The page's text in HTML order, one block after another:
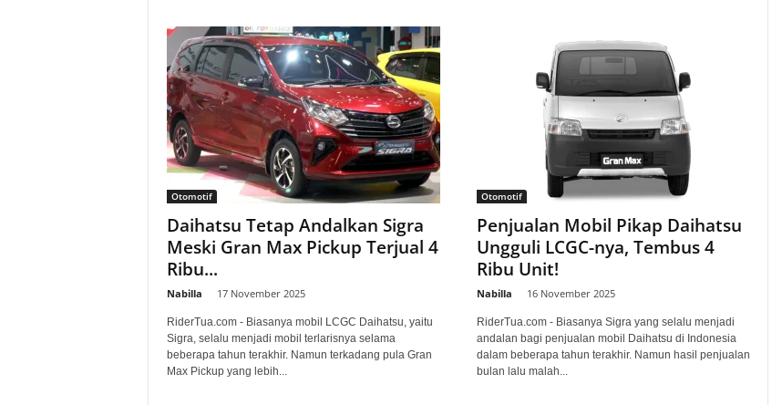
Otomotif
Daihatsu Tetap Andalkan Sigra
Meski Gran Max Pickup Terjual 4
Ribu...
Nabilla 17 November 2025
RiderTua.com - Biasanya mobil LCGC Daihatsu, yaitu
Sigra, selalu menjadi mobil terlarisnya selama
beberapa tahun terakhir. Namun terkadang pula Gran
Max Pickup yang lebih...
Otomotif
Penjualan Mobil Pikap Daihatsu
Ungguli LCGC-nya, Tembus 4
Ribu Unit!
Nabilla 16 November 2025
RiderTua.com - Biasanya Sigra yang selalu menjadi
andalan bagi penjualan mobil Daihatsu di Indonesia
dalam beberapa tahun terakhir. Namun hasil penjualan
bulan lalu malah...